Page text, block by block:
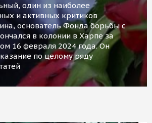
один из наиболее
и активных критиков
основатель Фонда борьбы с
в колонии в Харпе за
16 февраля 2024 года. Он
по целому ряду